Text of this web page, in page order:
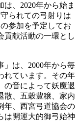
は、2020年から始ま
られての弓射りは
参加を予定してお
貢献活動の一環とし
は、2000年から毎
れています。その年
の音によって妖魔退
散、五穀豊穣、家内
年、西宮弓道協会の
は開運大的御弓始神